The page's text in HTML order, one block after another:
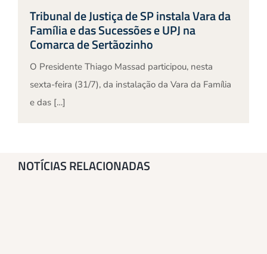
Tribunal de Justiça de SP instala Vara da
Família e das Sucessões e UPJ na
Comarca de Sertãozinho
O Presidente Thiago Massad participou, nesta
sexta-feira (31/7), da instalação da Vara da Família
e das […]
NOTÍCIAS RELACIONADAS